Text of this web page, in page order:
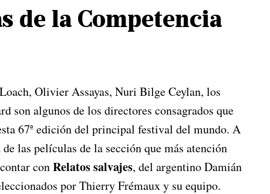
de la Competencia
Olivier Assayas, Nuri Bilge Ceylan, los
son algunos de los directores consagrados que
67ª edición del principal festival del mundo. A
las películas de la sección que más atención
conRelatos salvajes, del argentino Damián
por Thierry Frémaux y su equipo.